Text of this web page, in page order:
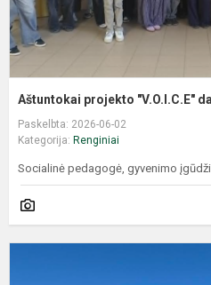
Aštuntokai projekto "V.O.I.C.E"
Paskelbta: 2026-06-02
Kategorija: Renginiai
Socialinė pedagogė, gyvenimo